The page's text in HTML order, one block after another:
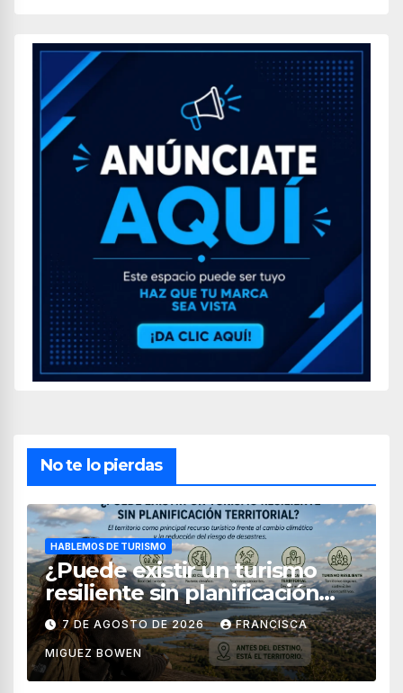
No te lo pierdas
HABLEMOS DE TURISMO
¿Puede existir un turismo
resiliente sin planificación
territorial?
7 DE AGOSTO DE 2026 FRANCISCA
MIGUEZ BOWEN